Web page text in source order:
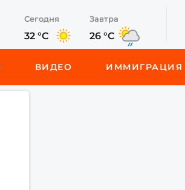
Сегодня
32 °C
Завтра
26 °C
ВИДЕО ИММИГРАЦИЯ